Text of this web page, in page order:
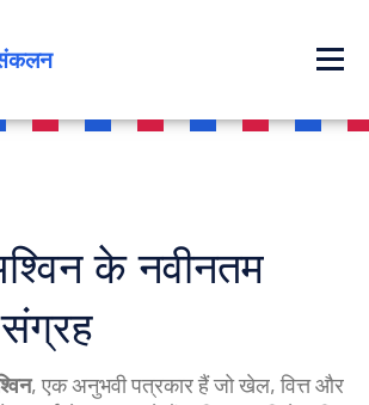
के नवीनतम
,एक अनुभवी पत्रकार हैं जो खेल, वित्त और